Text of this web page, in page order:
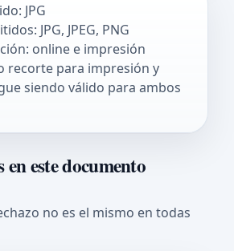
JPG
JPG, JPEG, PNG
online e impresión
recorte para impresión y
siendo válido para ambos
este documento
no es el mismo en todas